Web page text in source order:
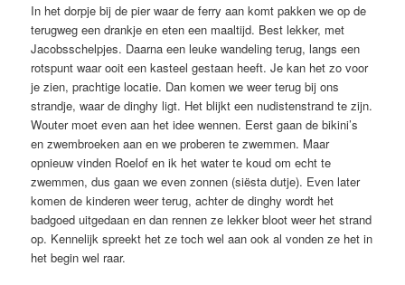
In het dorpje bij de pier waar de ferry aan komt pakken we op de
terugweg een drankje en eten een maaltijd. Best lekker, met
Jacobsschelpjes. Daarna een leuke wandeling terug, langs een
rotspunt waar ooit een kasteel gestaan heeft. Je kan het zo voor
je zien, prachtige locatie. Dan komen we weer terug bij ons
strandje, waar de dinghy ligt. Het blijkt een nudistenstrand te zijn.
Wouter moet even aan het idee wennen. Eerst gaan de bikini’s
en zwembroeken aan en we proberen te zwemmen. Maar
opnieuw vinden Roelof en ik het water te koud om echt te
zwemmen, dus gaan we even zonnen (siësta dutje). Even later
komen de kinderen weer terug, achter de dinghy wordt het
badgoed uitgedaan en dan rennen ze lekker bloot weer het strand
op. Kennelijk spreekt het ze toch wel aan ook al vonden ze het in
het begin wel raar.